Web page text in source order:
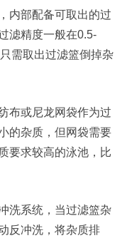
内部配备可取出的过
滤精度一般在0.5-
需取出过滤篮倒掉杂
布或尼龙网袋作为过
的杂质，但网袋需要
要求较高的泳池，比
洗系统，当过滤篮杂
反冲洗，将杂质排